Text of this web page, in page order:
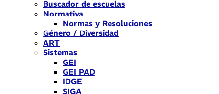
Buscador de escuelas
Normativa
Normas y Resoluciones
Género / Diversidad
ART
Sistemas
GEI
GEI PAD
IDGE
SIGA